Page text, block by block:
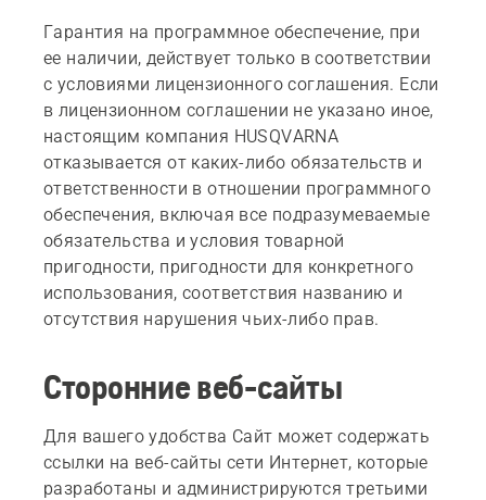
Гарантия на программное обеспечение, при
ее наличии, действует только в соответствии
с условиями лицензионного соглашения. Если
в лицензионном соглашении не указано иное,
настоящим компания HUSQVARNA
отказывается от каких-либо обязательств и
ответственности в отношении программного
обеспечения, включая все подразумеваемые
обязательства и условия товарной
пригодности, пригодности для конкретного
использования, соответствия названию и
отсутствия нарушения чьих-либо прав.
Сторонние веб-сайты
Для вашего удобства Сайт может содержать
ссылки на веб-сайты сети Интернет, которые
разработаны и администрируются третьими